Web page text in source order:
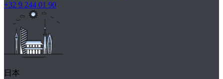
+32 9 244 01 90
日本